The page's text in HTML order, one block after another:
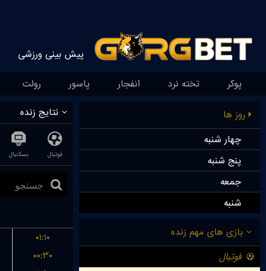
پیش بینی ورزشی
پوکر تخته نرد انفجار پاسور رولت
روز ها
چهار شنبه
پنج شنبه
جمعه
شنبه
نتایج زنده
فوتبال بسکتبال
۰۱:۱۰
۰۰:۳۰